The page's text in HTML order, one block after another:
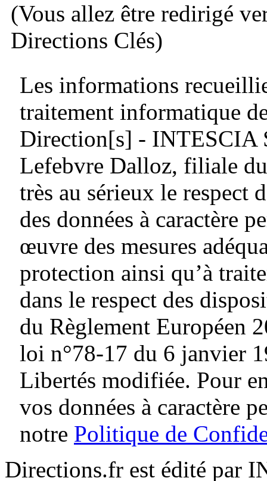
(Vous allez être redirigé
Directions Clés)
Les informations
traitement informatique
Direction[s] - INTESCIA
Lefebvre Dalloz, filiale
très au sérieux le respect
des données à caractère
œuvre des mesures
protection ainsi qu’à
dans le respect des
du Règlement Européen
loi n°78-17 du 6 janvier
Libertés modifiée. Pour
vos données à caractère
notre Politique de
Directions.fr est édité par